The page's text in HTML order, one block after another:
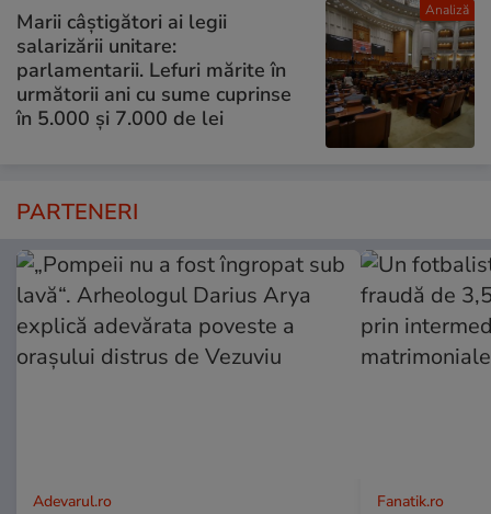
Analiză
Marii câștigători ai legii
salarizării unitare:
parlamentarii. Lefuri mărite în
următorii ani cu sume cuprinse
în 5.000 și 7.000 de lei
PARTENERI
Adevarul.ro Fanatik.ro